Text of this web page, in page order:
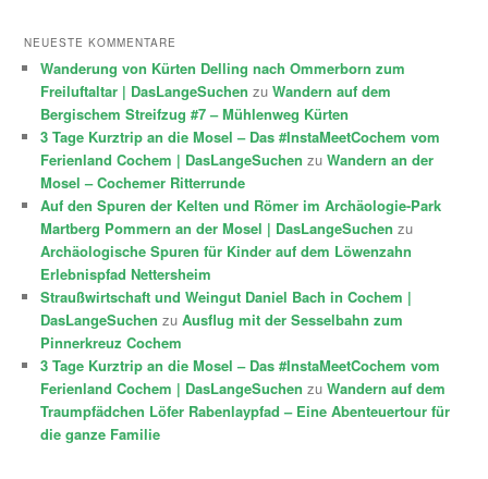
NEUESTE KOMMENTARE
Wanderung von Kürten Delling nach Ommerborn zum
Freiluftaltar | DasLangeSuchen zuWandern auf dem
Bergischem Streifzug #7 – Mühlenweg Kürten
3 Tage Kurztrip an die Mosel – Das #InstaMeetCochem vom
Ferienland Cochem | DasLangeSuchen zuWandern an der
Mosel – Cochemer Ritterrunde
Auf den Spuren der Kelten und Römer im Archäologie-Park
Martberg Pommern an der Mosel | DasLangeSuchen zu
Archäologische Spuren für Kinder auf dem Löwenzahn
Erlebnispfad Nettersheim
Straußwirtschaft und Weingut Daniel Bach in Cochem |
DasLangeSuchen zuAusflug mit der Sesselbahn zum
Pinnerkreuz Cochem
3 Tage Kurztrip an die Mosel – Das #InstaMeetCochem vom
Ferienland Cochem | DasLangeSuchen zuWandern auf dem
Traumpfädchen Löfer Rabenlaypfad – Eine Abenteuertour für
die ganze Familie